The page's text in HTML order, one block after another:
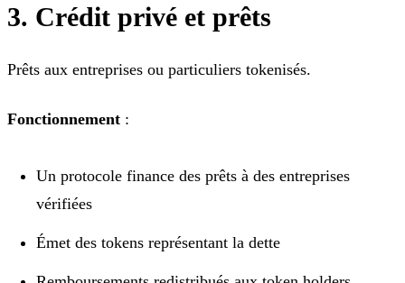
3. Crédit privé et prêts
Prêts aux entreprises ou particuliers tokenisés.
Fonctionnement :
Un protocole finance des prêts à des entreprises
vérifiées
Émet des tokens représentant la dette